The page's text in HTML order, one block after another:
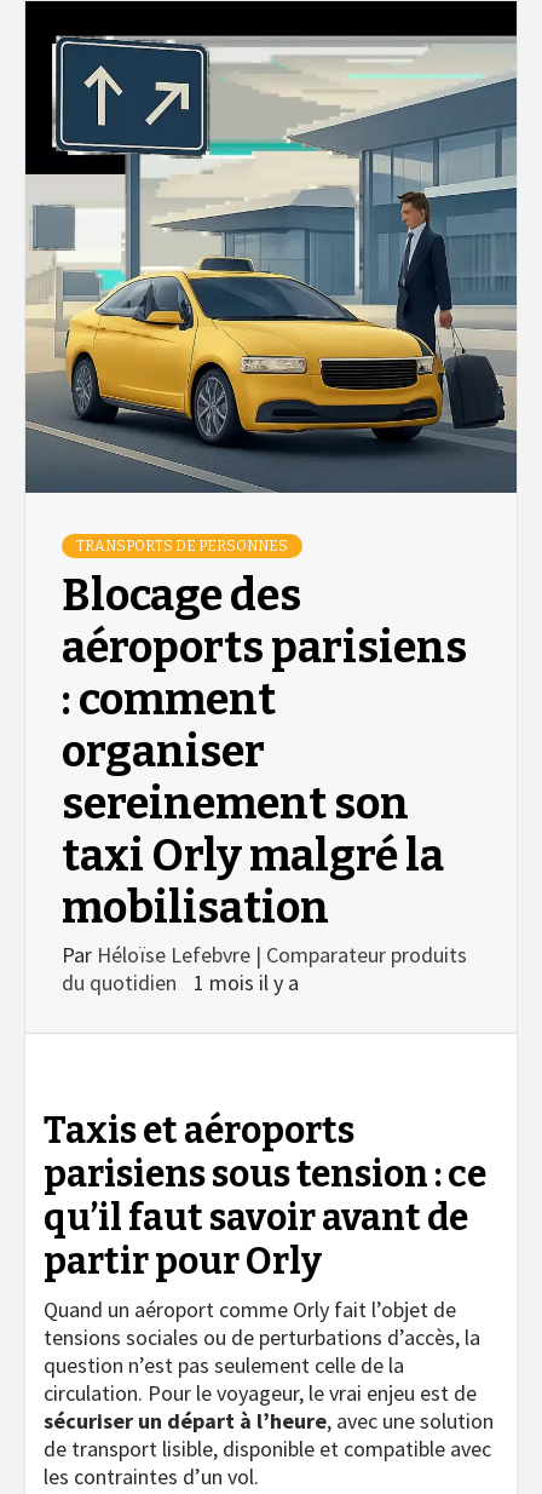
TRANSPORTS DE PERSONNES
Blocage des
aéroports parisiens
: comment
organiser
sereinement son
taxi Orly malgré la
mobilisation
Par Héloïse Lefebvre | Comparateur produits
du quotidien
1 mois il y a
Taxis et aéroports
parisiens sous tension : ce
qu’il faut savoir avant de
partir pour Orly
Quand un aéroport comme Orly fait l’objet de
tensions sociales ou de perturbations d’accès, la
question n’est pas seulement celle de la
circulation. Pour le voyageur, le vrai enjeu est de
sécuriser un départ à l’heure, avec une solution
de transport lisible, disponible et compatible avec
les contraintes d’un vol.